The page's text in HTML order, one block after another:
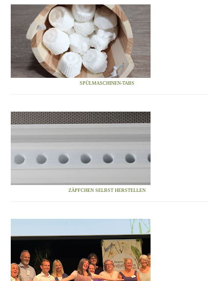
SPÜLMASCHINEN-TABS
ZÄPFCHEN SELBST HERSTELLEN